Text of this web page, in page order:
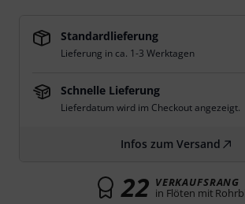
Standardlieferung
Lieferung in ca. 1-3 Werktagen
Schnelle Lieferung
Lieferdatum wird im Checkout angezeigt.
Infos zum Versand
22 VERKAUFSRANG
in Flöten mit